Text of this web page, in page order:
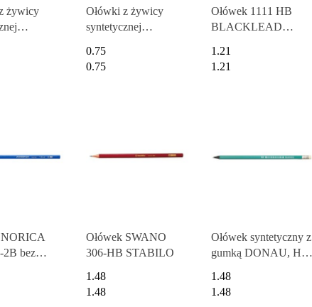
żywicy
z gumką
005 Toma
Ołówki z żywicy
syntetycznej
kolorowe z gumką,
mix TO-002 Toma
0.75
0.75
Ołówek 1111 HB
BLACKLEAD
CASTELL
1.21
1.21
NORICA
2B bez
Ołówek SWANO
306-HB STABILO
1.48
1.48
Ołówek syntetyczny z
gumką DONAU, HB,
1.48
1.48